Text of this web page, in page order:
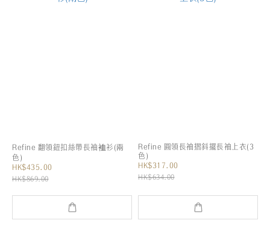
Refine 翻領鈕扣絲帶長袖裇衫(兩
色)
HK$435.00
HK$869.00
Refine 圓領長袖摺斜擺長袖上衣(3
色)
HK$317.00
HK$634.00